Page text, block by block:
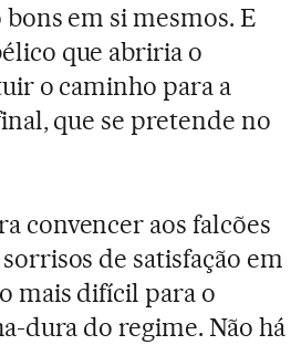
em si mesmos. E
que abriria o
o caminho para a
que se pretende no
convencer aos falcões
de satisfação em
mais difícil para o
dura do regime. Não há